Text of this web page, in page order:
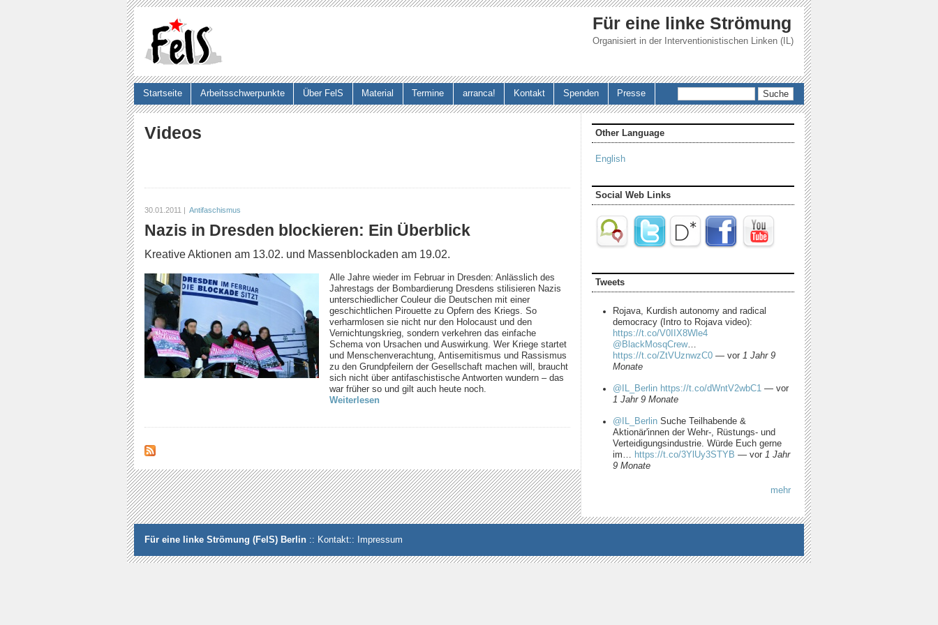
Jump to navigation
Für eine linke Strömung
Organisiert in der Interventionistischen Linken (IL)
Videos
30.01.2011 | Antifaschismus
Nazis in Dresden blockieren: Ein Überblick
Kreative Aktionen am 13.02. und Massenblockaden am 19.02.
Alle Jahre wieder im Februar in Dresden: Anlässlich des
Jahrestags der Bombardierung Dresdens stilisieren Nazis
unterschiedlicher Couleur die Deutschen mit einer
geschichtlichen Pirouette zu Opfern des Kriegs. So
verharmlosen sie nicht nur den Holocaust und den
Vernichtungskrieg, sondern verkehren das einfache
Schema von Ursachen und Auswirkung. Wer Kriege startet
und Menschenverachtung, Antisemitismus und Rassismus
zu den Grundpfeilern der Gesellschaft machen will, braucht
sich nicht über antifaschistische Antworten wundern – das
war früher so und gilt auch heute noch.
Weiterlesen
Startseite Arbeitsschwerpunkte Über FelS Material Termine arranca! Kontakt Spenden Presse
Suchformular
Other Language
English
Social Web Links
Tweets
Rojava, Kurdish autonomy and radical
democracy (Intro to Rojava video):
https://t.co/V0IIX8Wle4
@BlackMosqCrew…
https://t.co/ZtVUznwzC0 —vor1 Jahr 9
Monate
@IL_Berlin https://t.co/dWntV2wbC1 —vor
1 Jahr 9 Monate
@IL_Berlin Suche Teilhabende &
Aktionär'innen der Wehr-, Rüstungs- und
Verteidigungsindustrie. Würde Euch gerne
im… https://t.co/3YlUy3STYB —vor1 Jahr
9 Monate
mehr
Für eine linke Strömung (FelS) Berlin :: Kontakt:: Impressum